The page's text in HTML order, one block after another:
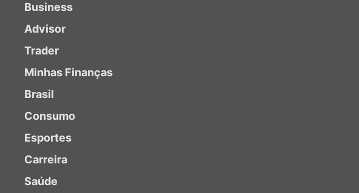
Business
Advisor
Trader
Minhas Finanças
Brasil
Consumo
Esportes
Carreira
Saúde